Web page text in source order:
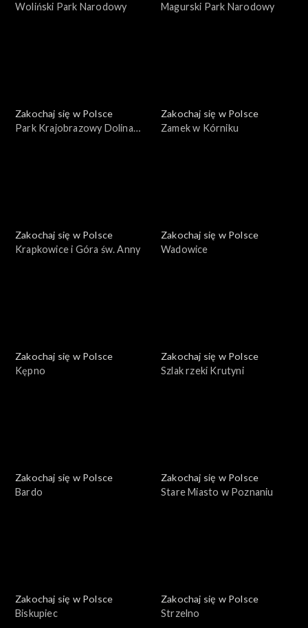
Woliński Park Narodowy
Magurski Park Narodowy
Zakochaj się w Polsce
Park Krajobrazowy Dolina
Zakochaj się w Polsce
Zamek w Kórniku
Zakochaj się w Polsce
Krapkowice i Góra św. Anny
Zakochaj się w Polsce
Wadowice
Zakochaj się w Polsce
Kępno
Zakochaj się w Polsce
Szlak rzeki Krutyni
Zakochaj się w Polsce
Bardo
Zakochaj się w Polsce
Stare Miasto w Poznaniu
Zakochaj się w Polsce
Biskupiec
Zakochaj się w Polsce
Strzelno